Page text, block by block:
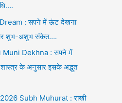
: सपने में ऊंट देखना
शुभ-अशुभ संकेत….
Dekhna : सपने में
के अनुसार इसके अद्भुत
Subh Muhurat : राखी